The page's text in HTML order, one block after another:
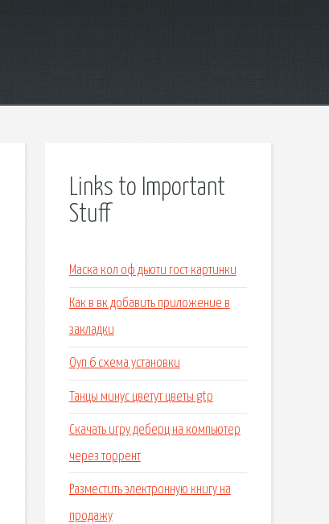
Links to Important
Stuff
Маска кол оф дьюти гост картинки
Как в вк добавить приложение в
закладки
Оуп 6 схема установки
Танцы минус цветут цветы gtp
Скачать игру деберц на компьютер
через торрент
Разместить электронную книгу на
продажу